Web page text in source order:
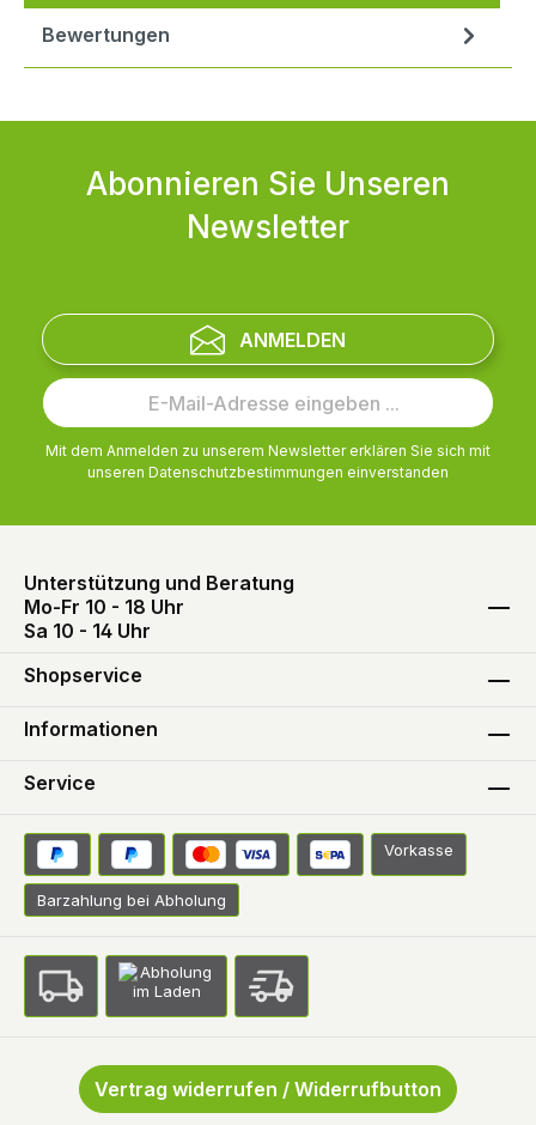
Bewertungen
Abonnieren Sie Unseren
Newsletter
ANMELDEN
Mit dem Anmelden zu unserem Newsletter erklären Sie sich mit
unseren Datenschutzbestimmungen einverstanden
Unterstützung und Beratung
Mo-Fr 10 - 18 Uhr
Sa 10 - 14 Uhr
Shopservice
Informationen
Service
Vorkasse
Barzahlung bei Abholung
Vertrag widerrufen / Widerrufbutton